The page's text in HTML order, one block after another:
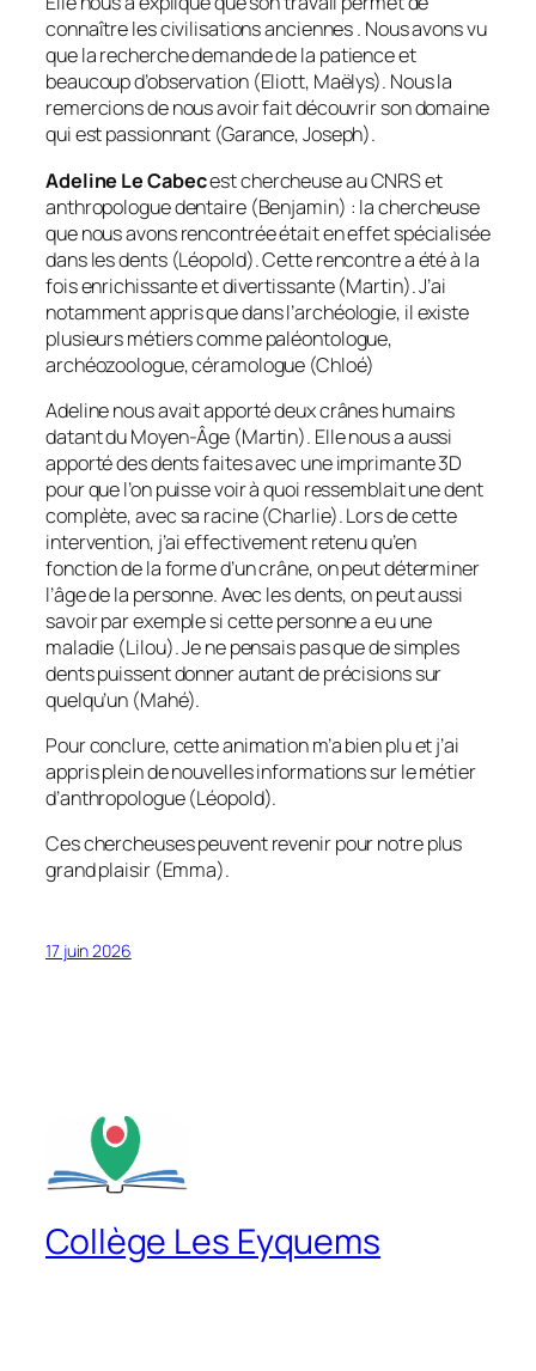
connaître les civilisations anciennes . Nous avons vu
que la recherche demande de la patience et
beaucoup d’observation (Eliott, Maëlys). Nous la
remercions de nous avoir fait découvrir son domaine
qui est passionnant (Garance, Joseph).
Adeline Le Cabecest chercheuse au CNRS et
anthropologue dentaire (Benjamin) : la chercheuse
que nous avons rencontrée était en effet spécialisée
dans les dents (Léopold). Cette rencontre a été à la
fois enrichissante et divertissante (Martin). J’ai
notamment appris que dans l’archéologie, il existe
plusieurs métiers comme paléontologue,
archéozoologue, céramologue (Chloé)
Adeline nous avait apporté deux crânes humains
datant du Moyen-Âge (Martin). Elle nous a aussi
apporté des dents faites avec une imprimante 3D
pour que l’on puisse voir à quoi ressemblait une dent
complète, avec sa racine (Charlie). Lors de cette
intervention, j’ai effectivement retenu qu’en
fonction de la forme d’un crâne, on peut déterminer
l’âge de la personne. Avec les dents, on peut aussi
savoir par exemple si cette personne a eu une
maladie (Lilou). Je ne pensais pas que de simples
dents puissent donner autant de précisions sur
quelqu’un (Mahé).
Pour conclure, cette animation m’a bien plu et j’ai
appris plein de nouvelles informations sur le métier
d’anthropologue (Léopold).
Ces chercheuses peuvent revenir pour notre plus
grand plaisir (Emma).
17 juin 2026
Collège Les Eyquems